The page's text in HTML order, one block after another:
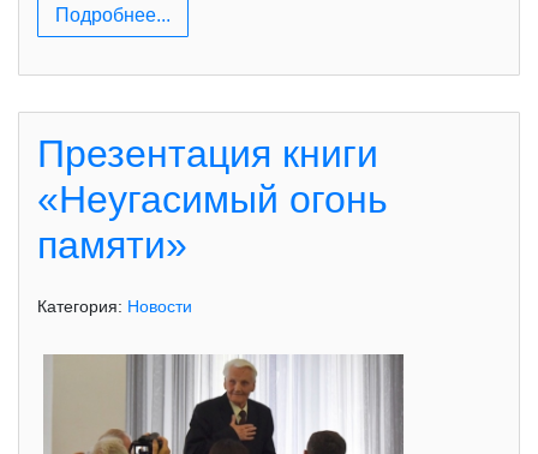
Подробнее...
Презентация книги
«Неугасимый огонь
памяти»
Категория: Новости